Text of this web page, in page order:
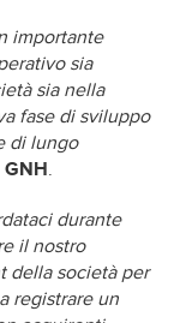
importante
sia
sia nella
fase di sviluppo
di lungo
.
durante
il nostro
della società per
registrare un